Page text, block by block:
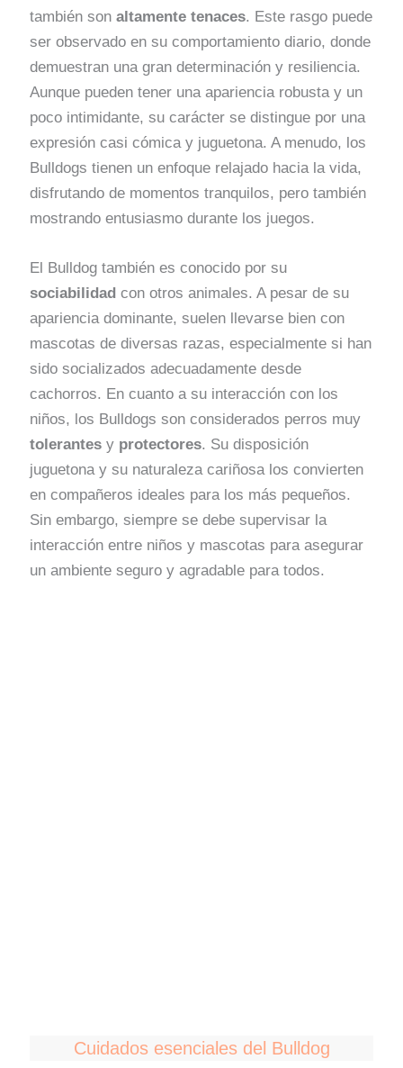
también sonaltamente tenaces. Este rasgo puede
ser observado en su comportamiento diario, donde
demuestran una gran determinación y resiliencia.
Aunque pueden tener una apariencia robusta y un
poco intimidante, su carácter se distingue por una
expresión casi cómica y juguetona. A menudo, los
Bulldogs tienen un enfoque relajado hacia la vida,
disfrutando de momentos tranquilos, pero también
mostrando entusiasmo durante los juegos.
El Bulldog también es conocido por su
sociabilidadcon otros animales. A pesar de su
apariencia dominante, suelen llevarse bien con
mascotas de diversas razas, especialmente si han
sido socializados adecuadamente desde
cachorros. En cuanto a su interacción con los
niños, los Bulldogs son considerados perros muy
tolerantesy protectores. Su disposición
juguetona y su naturaleza cariñosa los convierten
en compañeros ideales para los más pequeños.
Sin embargo, siempre se debe supervisar la
interacción entre niños y mascotas para asegurar
un ambiente seguro y agradable para todos.
Cuidados esenciales del Bulldog